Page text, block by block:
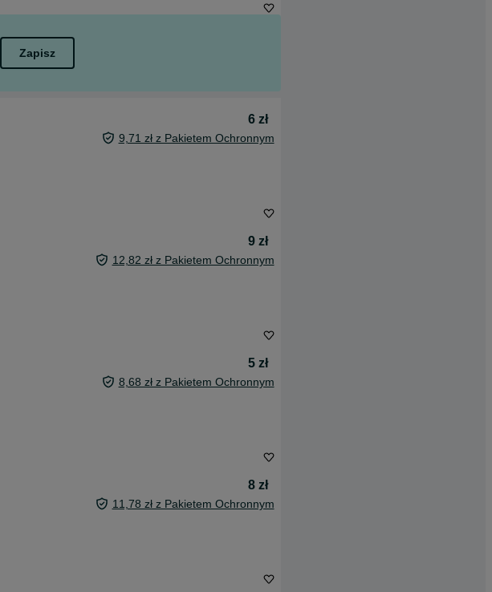
Zapisz
6 zł
9,71 zł z Pakietem Ochronnym
9 zł
12,82 zł z Pakietem Ochronnym
5 zł
8,68 zł z Pakietem Ochronnym
8 zł
11,78 zł z Pakietem Ochronnym